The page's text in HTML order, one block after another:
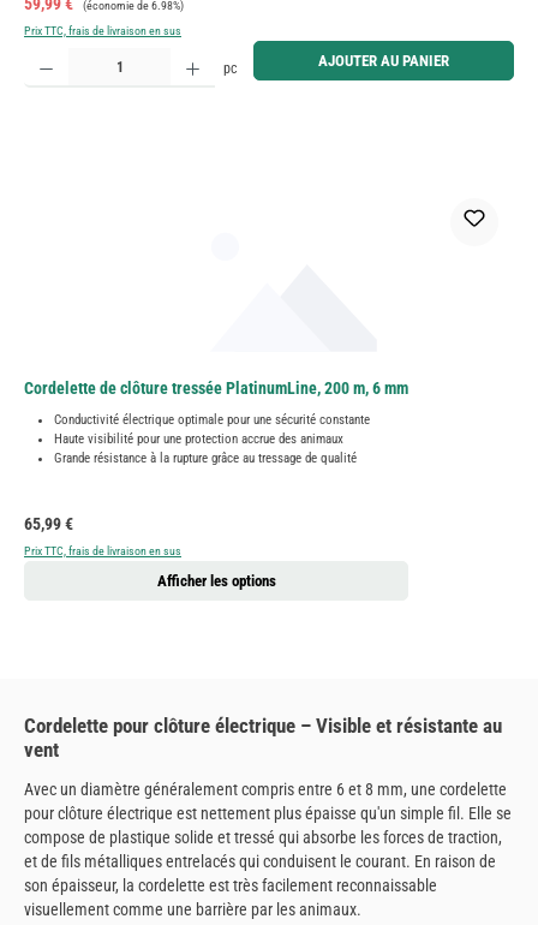
59,99 €
(économie de 6.98%)
Prix TTC, frais de livraison en sus
Quantité de produit : Entrez la quantité souhaitée ou utilisez les boutons pour augmenter ou
pc AJOUTER AU PANIER
Cordelette de clôture tressée PlatinumLine, 200 m, 6 mm
Conductivité électrique optimale pour une sécurité constante
Haute visibilité pour une protection accrue des animaux
Grande résistance à la rupture grâce au tressage de qualité
Prix régulier :
65,99 €
Prix TTC, frais de livraison en sus
Afficher les options
Cordelette pour clôture électrique – Visible et résistante au
vent
Avec un diamètre généralement compris entre 6 et 8 mm, une cordelette
pour clôture électrique est nettement plus épaisse qu'un simple fil. Elle se
compose de plastique solide et tressé qui absorbe les forces de traction,
et de fils métalliques entrelacés qui conduisent le courant. En raison de
son épaisseur, la cordelette est très facilement reconnaissable
visuellement comme une barrière par les animaux.